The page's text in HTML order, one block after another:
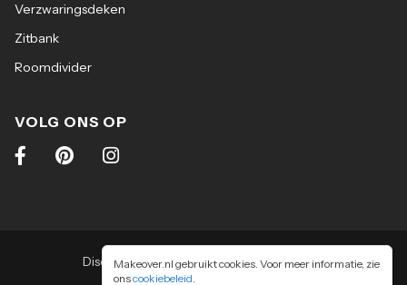
Makeover.nl gebruikt cookies. Voor meer informatie, zie
onscookiebeleid.
Verzwaringsdeken
Zitbank
Roomdivider
VOLG ONS OP
Disclaimer | Algemene voorwaarden |
Privacy & cookiebeleid